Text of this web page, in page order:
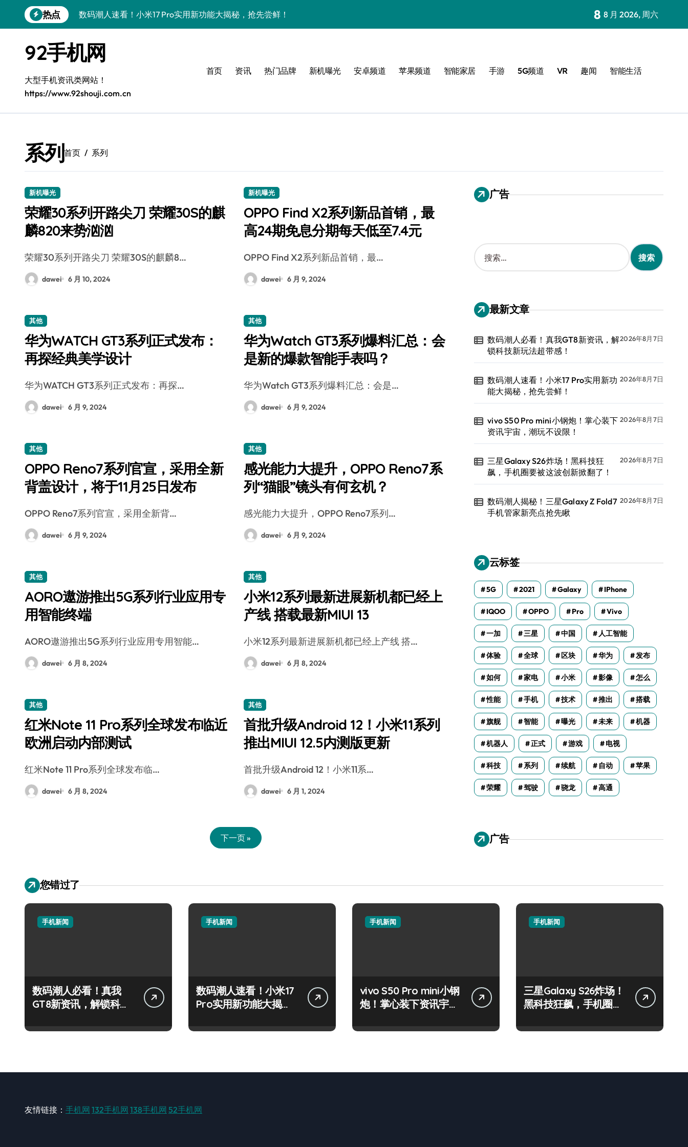
到
热点
数码潮人速看！小米17 Pro实用新功能大揭秘，抢先尝鲜！
三星Galaxy S26炸场！黑科技狂飙，手机圈要被这波创新掀翻了！
数码潮人揭秘！三星Galaxy Z Fold7手机管家新亮点抢先瞅
S25 Ultra颜值炸裂！定制主题潮翻天
S24+震撼登场，玩转手机美学新姿势！
A56 5G登场，潮玩新定义！
数码潮人必看！真我GT8新资讯，解锁科技新玩法超带感！
8 8 月 2026, 周六
92手机网
大型手机资讯类网站！
https://www.92shouji.com.cn
首页 资讯 热门品牌 新机曝光 安卓频道 苹果频道 智能家居 手游 5G频道 VR 趣闻 智能生活
系列首页 系列
新机曝光
荣耀30系列开路尖刀 荣耀30S的麒
麟820来势汹汹
荣耀30系列开路尖刀 荣耀30S的麒麟8…
dawei 6 月 10, 2024
新机曝光
OPPO Find X2系列新品首销，最
高24期免息分期每天低至7.4元
OPPO Find X2系列新品首销，最…
dawei 6 月 9, 2024
其他
华为WATCH GT3系列正式发布：
再探经典美学设计
华为WATCH GT3系列正式发布：再探…
dawei 6 月 9, 2024
其他
华为Watch GT3系列爆料汇总：会
是新的爆款智能手表吗？
华为Watch GT3系列爆料汇总：会是…
dawei 6 月 9, 2024
其他
OPPO Reno7系列官宣，采用全新
背盖设计，将于11月25日发布
OPPO Reno7系列官宣，采用全新背…
dawei 6 月 9, 2024
其他
感光能力大提升，OPPO Reno7系
列“猫眼”镜头有何玄机？
感光能力大提升，OPPO Reno7系列…
dawei 6 月 9, 2024
其他
AORO遨游推出5G系列行业应用专
用智能终端
AORO遨游推出5G系列行业应用专用智能…
dawei 6 月 8, 2024
其他
小米12系列最新进展新机都已经上
产线 搭载最新MIUI 13
小米12系列最新进展新机都已经上产线 搭…
dawei 6 月 8, 2024
其他
红米Note 11 Pro系列全球发布临近
欧洲启动内部测试
红米Note 11 Pro系列全球发布临…
dawei 6 月 8, 2024
其他
首批升级Android 12！小米11系列
推出MIUI 12.5内测版更新
首批升级Android 12！小米11系…
dawei 6 月 1, 2024
下一页 »
广告
搜
索
：
最新文章
数码潮人必看！真我GT8新资讯，解
锁科技新玩法超带感！
2026年8月7日
数码潮人速看！小米17 Pro实用新功
能大揭秘，抢先尝鲜！
2026年8月7日
vivo S50 Pro mini小钢炮！掌心装下
资讯宇宙，潮玩不设限！
2026年8月7日
三星Galaxy S26炸场！黑科技狂
飙，手机圈要被这波创新掀翻了！
2026年8月7日
数码潮人揭秘！三星Galaxy Z Fold7
手机管家新亮点抢先瞅
2026年8月7日
云标签
5G 2021 Galaxy IPhone
IQOO OPPO Pro Vivo
一加 三星 中国 人工智能
体验 全球 区块 华为 发布
如何 家电 小米 影像 怎么
性能 手机 技术 推出 搭载
旗舰 智能 曝光 未来 机器
机器人 正式 游戏 电视
科技 系列 续航 自动 苹果
荣耀 驾驶 骁龙 高通
广告
您错过了
手机新闻
数码潮人必看！真我
GT8新资讯，解锁科技
手机新闻
数码潮人速看！小米17
Pro实用新功能大揭
手机新闻
vivo S50 Pro mini小钢
炮！掌心装下资讯宇
手机新闻
三星Galaxy S26炸场！
黑科技狂飙，手机圈要
友情链接： 手机网 132手机网 138手机网 52手机网